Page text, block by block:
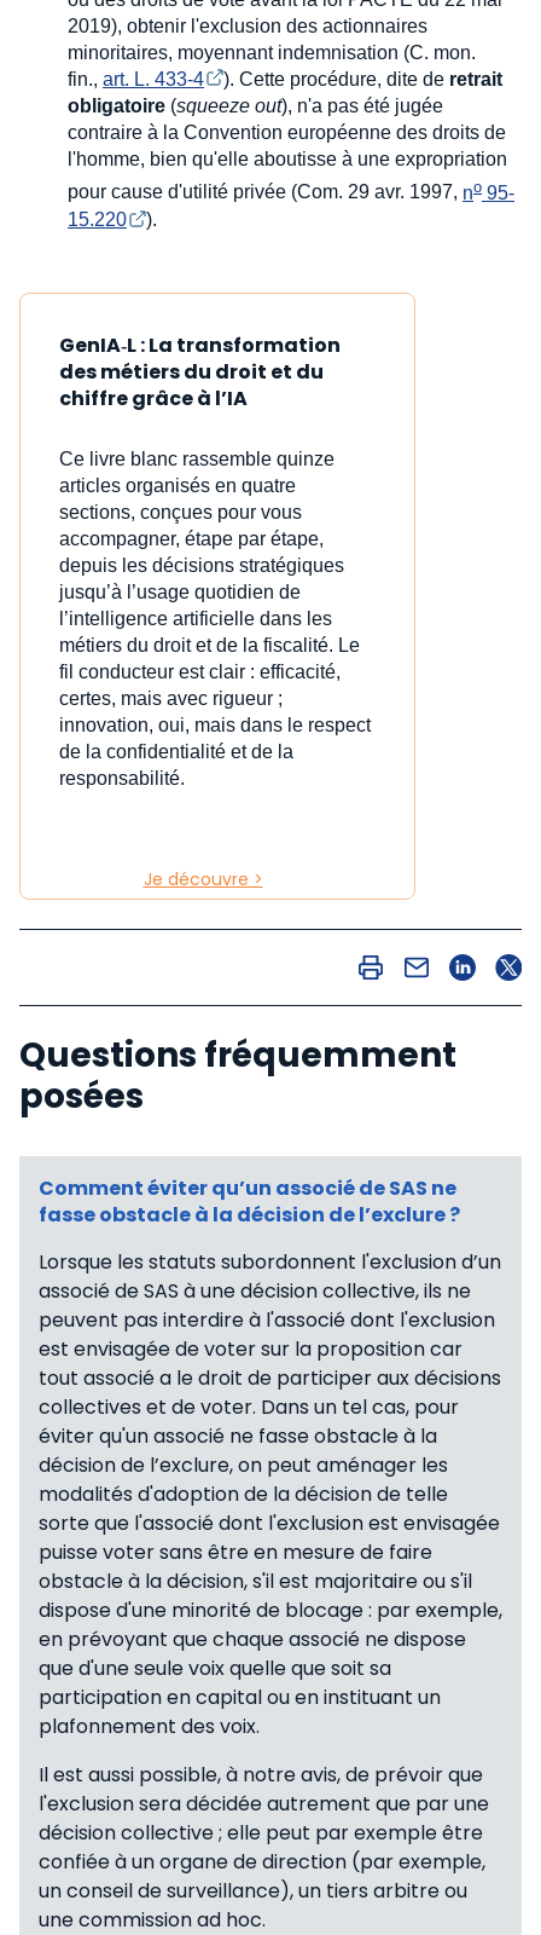
2019), obtenir l'exclusion des actionnaires
minoritaires, moyennant indemnisation (C. mon.
fin., art. L. 433-4 ). Cette procédure, dite de retrait
obligatoire (squeeze out), n'a pas été jugée
contraire à la Convention européenne des droits de
l'homme, bien qu'elle aboutisse à une expropriation
pour cause d'utilité privée (Com. 29 avr. 1997, no 95-
15.220
).
GenIA‑L : La transformation
des métiers du droit et du
chiffre grâce à l’IA
Ce livre blanc rassemble quinze
articles organisés en quatre
sections, conçues pour vous
accompagner, étape par étape,
depuis les décisions stratégiques
jusqu’à l’usage quotidien de
l’intelligence artificielle dans les
métiers du droit et de la fiscalité. Le
fil conducteur est clair : efficacité,
certes, mais avec rigueur ;
innovation, oui, mais dans le respect
de la confidentialité et de la
responsabilité.
Je découvre >
Questions fréquemment
posées
Comment éviter qu’un associé de SAS ne
fasse obstacle à la décision de l’exclure ?
Lorsque les statuts subordonnent l'exclusion d’un
associé de SAS à une décision collective, ils ne
peuvent pas interdire à l'associé dont l'exclusion
est envisagée de voter sur la proposition car
tout associé a le droit de participer aux décisions
collectives et de voter. Dans un tel cas, pour
éviter qu'un associé ne fasse obstacle à la
décision de l’exclure, on peut aménager les
modalités d'adoption de la décision de telle
sorte que l'associé dont l'exclusion est envisagée
puisse voter sans être en mesure de faire
obstacle à la décision, s'il est majoritaire ou s'il
dispose d'une minorité de blocage : par exemple,
en prévoyant que chaque associé ne dispose
que d'une seule voix quelle que soit sa
participation en capital ou en instituant un
plafonnement des voix.
Il est aussi possible, à notre avis, de prévoir que
l'exclusion sera décidée autrement que par une
décision collective ; elle peut par exemple être
confiée à un organe de direction (par exemple,
un conseil de surveillance), un tiers arbitre ou
une commission ad hoc.